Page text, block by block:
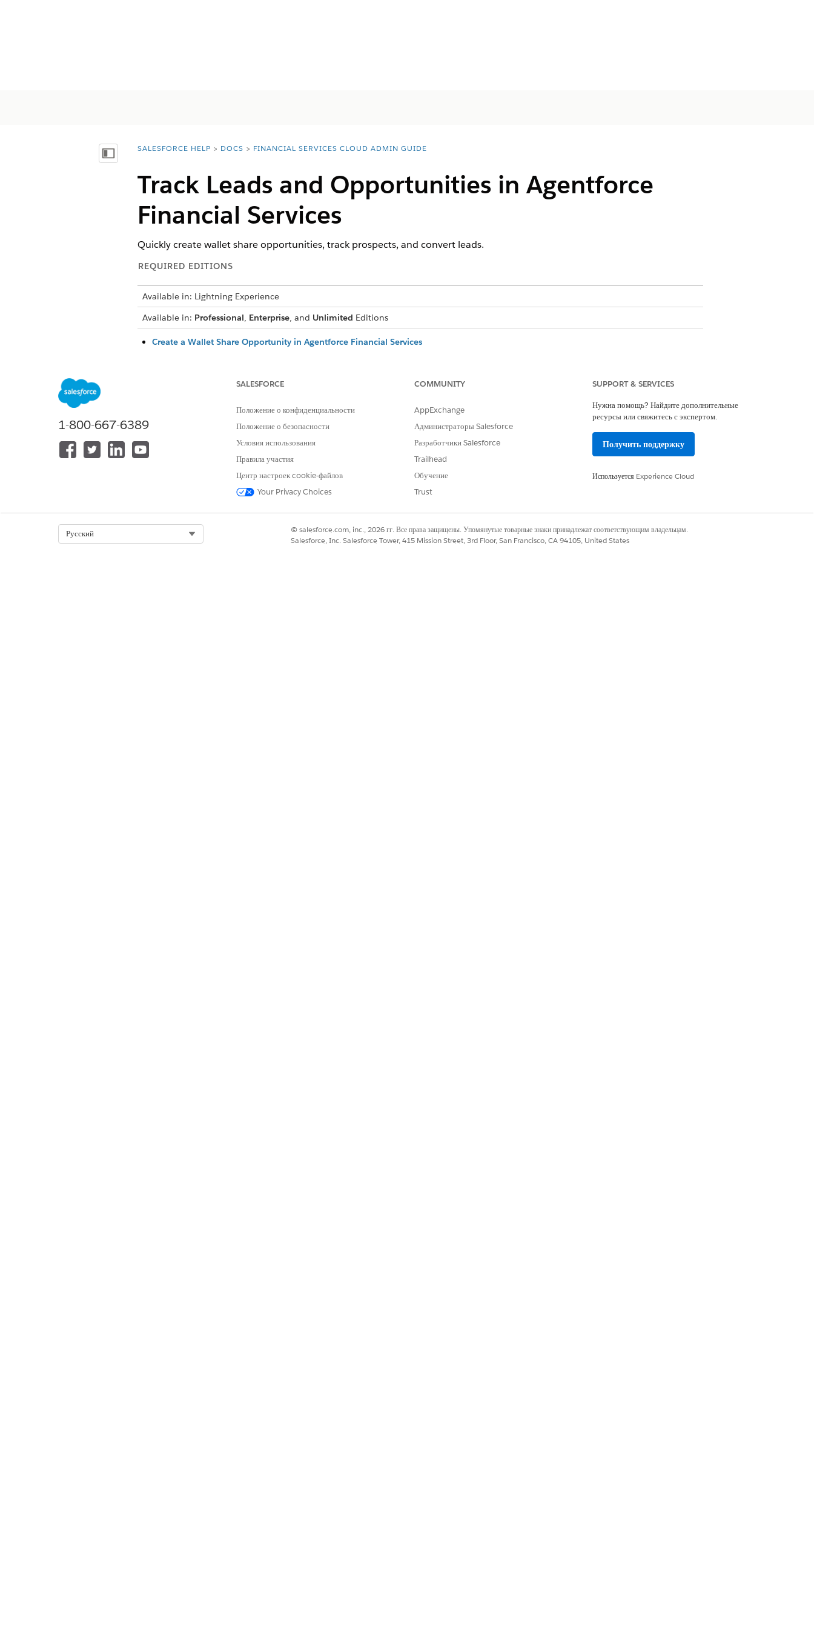
Показать содержание
You are here:
SALESFORCE HELP DOCS FINANCIAL SERVICES CLOUD ADMIN GUIDE
Track Leads and Opportunities in Agentforce
Financial Services
Quickly create wallet share opportunities, track prospects, and convert leads.
REQUIRED EDITIONS
Available in: Lightning Experience
Available in: Professional, Enterprise, and Unlimited Editions
Create a Wallet Share Opportunity in Agentforce Financial Services
Create a lead record to track a prospect.
Convert a Lead to a Client in Financial Services Cloud
ЭТА СТАТЬЯ РЕШИЛА ВАШУ ПРОБЛЕМУ?
Оставьте свой отзыв, чтобы мы могли стать лучше!
1-800-667-6389
SALESFORCE
Положение о конфиденциальности
Положение о безопасности
Условия использования
Правила участия
Центр настроек cookie-файлов
Your Privacy Choices
COMMUNITY
AppExchange
Администраторы Salesforce
Разработчики Salesforce
Trailhead
Обучение
Trust
SUPPORT & SERVICES
Нужна помощь? Найдите дополнительные
ресурсы или свяжитесь с экспертом.
Получить поддержку
Используется Experience Cloud
Русский
© salesforce.com, inc., 2026 гг. Все права защищены. Упомянутые товарные знаки принадлежат соответствующим владельцам.
Salesforce, Inc. Salesforce Tower, 415 Mission Street, 3rd Floor, San Francisco, CA 94105, United States